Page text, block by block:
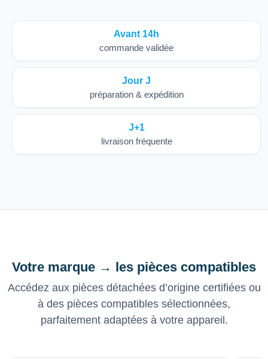
Avant 14h
commande validée
Jour J
préparation & expédition
J+1
livraison fréquente
Votre marque → les pièces compatibles
Accédez aux pièces détachées d’origine certifiées ou
à des pièces compatibles sélectionnées,
parfaitement adaptées à votre appareil.